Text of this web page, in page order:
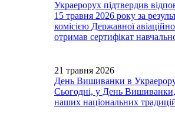
Украерорух підтвердив
15 травня 2026 року за
комісією Державної
отримав сертифікат
21 травня 2026
День Вишиванки в
Сьогодні, у День Вишиванки,
наших національних